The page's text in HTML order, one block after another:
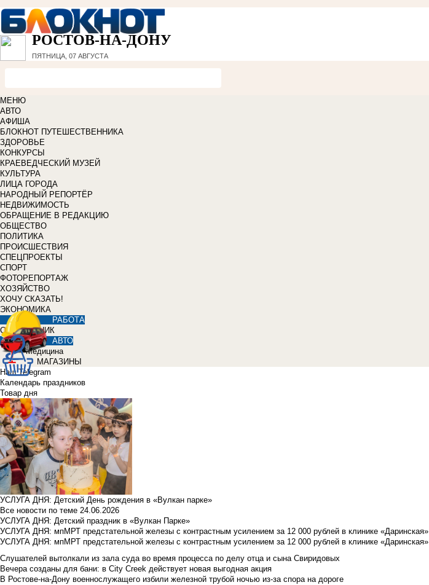
РОСТОВ-НА-ДОНУ
ПЯТНИЦА, 07 АВГУСТА
МЕНЮ
АВТО
АФИША
БЛОКНОТ ПУТЕШЕСТВЕННИКА
ЗДОРОВЬЕ
КОНКУРСЫ
КРАЕВЕДЧЕСКИЙ МУЗЕЙ
КУЛЬТУРА
ЛИЦА ГОРОДА
НАРОДНЫЙ РЕПОРТЁР
НЕДВИЖИМОСТЬ
ОБРАЩЕНИЕ В РЕДАКЦИЮ
ОБЩЕСТВО
ПОЛИТИКА
ПРОИСШЕСТВИЯ
СПЕЦПРОЕКТЫ
СПОРТ
ФОТОРЕПОРТАЖ
ХОЗЯЙСТВО
ХОЧУ СКАЗАТЬ!
ЭКОНОМИКА
РАБОТА
СПРАВОЧНИК
АВТО
Медицина
МАГАЗИНЫ
Наш Telegram
Календарь праздников
Товар дня
УСЛУГА ДНЯ: Детский День рождения в «Вулкан парке»
Все новости по теме 24.06.2026
УСЛУГА ДНЯ: Детский праздник в «Вулкан Парке»
УСЛУГА ДНЯ: мпМРТ предстательной железы с контрастным усилением за 12 000 рублей в клинике «Даринская»
УСЛУГА ДНЯ: мпМРТ предстательной железы с контрастным усилением за 12 000 рублей в клинике «Даринская»
Слушателей вытолкали из зала суда во время процесса по делу отца и сына Свиридовых
Вечера созданы для бани: в City Creek действует новая выгодная акция
В Ростове-на-Дону военнослужащего избили железной трубой ночью из-за спора на дороге